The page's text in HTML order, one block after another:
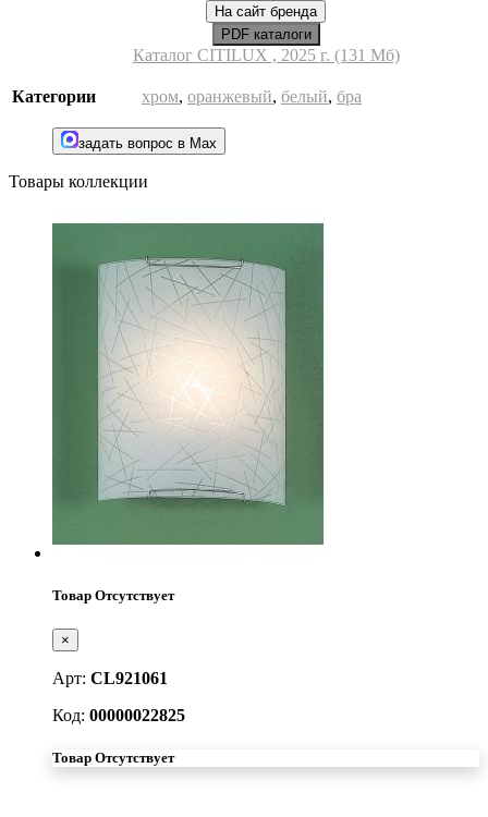
На сайт бренда
PDF каталоги
Каталог CITILUX , 2025 г. (131 Мб)
Категории хром, оранжевый, белый, бра
задать вопрос в Max
Товары коллекции
Товар Отсутствует
×
Арт: CL921061
Код: 00000022825
Товар Отсутствует